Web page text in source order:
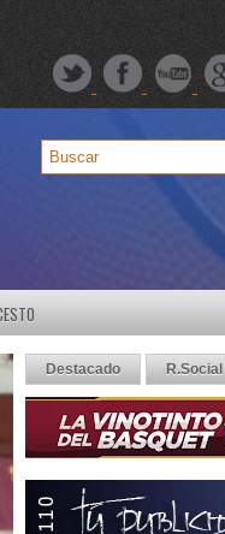
Destacado R.Social